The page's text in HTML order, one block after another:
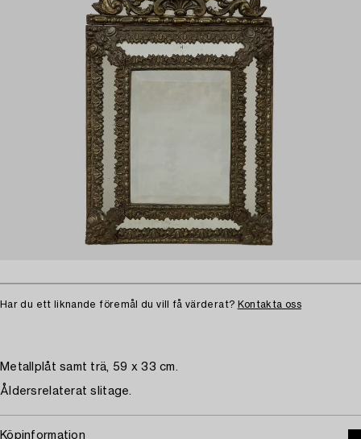
Har du ett liknande föremål du vill få värderat? Kontakta oss
Metallplåt samt trä, 59 x 33 cm.
Åldersrelaterat slitage.
Köpinformation